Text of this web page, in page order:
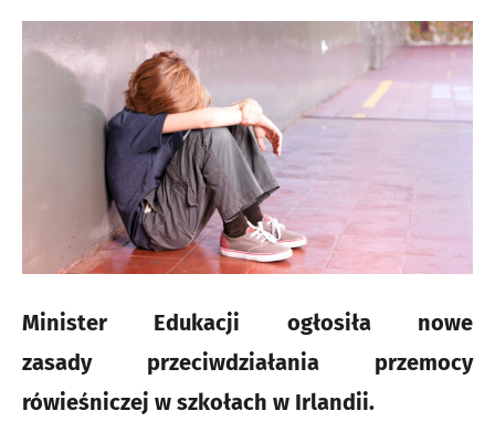
Minister Edukacji ogłosiła nowe
zasady przeciwdziałania przemocy
rówieśniczej w szkołach w Irlandii.